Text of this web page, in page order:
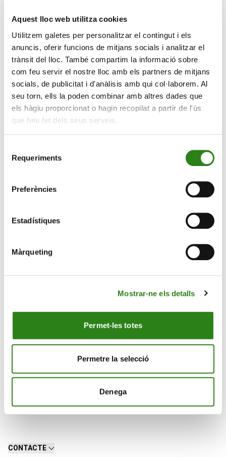
Aquest lloc web utilitza cookies
Utilitzem galetes per personalitzar el contingut i els
anuncis, oferir funcions de mitjans socials i analitzar el
trànsit del lloc. També compartim la informació sobre
com feu servir el nostre lloc amb els partners de mitjans
socials, de publicitat i d'anàlisis amb qui col·laborem. Al
seu torn, ells la poden combinar amb altres dades que
els hàgiu proporcionat o hagin recopilat a partir de l'ús
que heu fet dels seus serveis.
Requeriments
Preferències
Estadístiques
Màrqueting
Mostrar-ne els detalls
Permet-les totes
Permetre la selecció
Denega
posen a la venda avui 3 de novembre
El Comú d’Ordino i Creand Fundació programen el
concert Trio Baboons, en el marc de l’Associació
Festivals d’Ordino. La cita tindrà lloc diumenge9 de
novembre , a les 12 h, a l’església parroquial d’Ordino,
de la mà d’aquest trio que proposa un repertori que
porta per títolSwing d’Europa i de més enllà. El grup
està format per Anna Garcia Alba, Antonio d’Antoni i
Ramon Elias Gabernet, tots tres vinculats a l’ONCA.
contrabaix i veus que desgrana amb ironia i elegància
Carosone, Buscaglione, Brassens, Gainsbourg, José
Guardiola, Katia Morlans o Xavier Cugat, entre d’altres
americans. Tot plegat, en versions pròpies, plenes
fresc, rítmic i amb molt de gust.
El preu de les entrades és de 10 euros.
CONTACTE